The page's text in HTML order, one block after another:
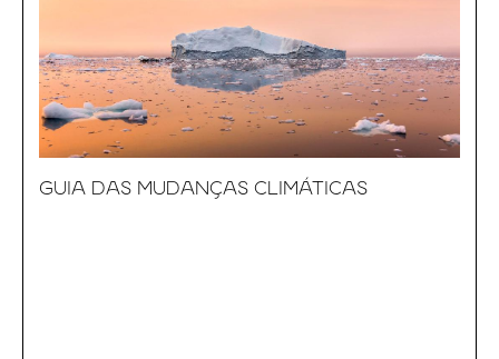
GUIA DAS MUDANÇAS CLIMÁTICAS